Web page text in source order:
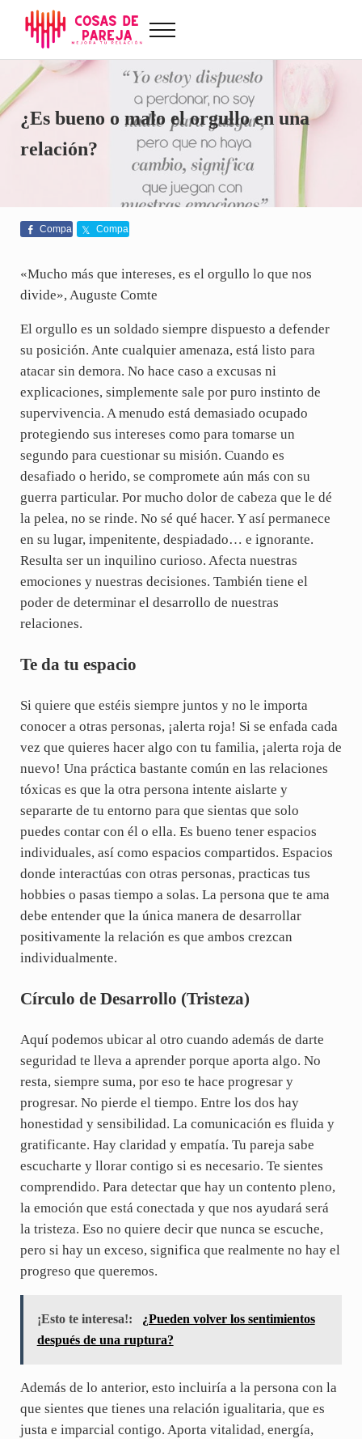
Saltar al contenido principal
Skip to after header navigation
Skip to site footer
Cosas de Pareja
Problemas de pareja, sexualidad, tests de amor...
Menu
¿Es bueno o malo el orgullo en una
relación?
Compa
Compa
«Mucho más que intereses, es el orgullo lo que nos
divide», Auguste Comte
El orgullo es un soldado siempre dispuesto a defender
su posición. Ante cualquier amenaza, está listo para
atacar sin demora. No hace caso a excusas ni
explicaciones, simplemente sale por puro instinto de
supervivencia. A menudo está demasiado ocupado
protegiendo sus intereses como para tomarse un
segundo para cuestionar su misión. Cuando es
desafiado o herido, se compromete aún más con su
guerra particular. Por mucho dolor de cabeza que le dé
la pelea, no se rinde. No sé qué hacer. Y así permanece
en su lugar, impenitente, despiadado… e ignorante.
Resulta ser un inquilino curioso. Afecta nuestras
emociones y nuestras decisiones. También tiene el
poder de determinar el desarrollo de nuestras
relaciones.
Te da tu espacio
Si quiere que estéis siempre juntos y no le importa
conocer a otras personas, ¡alerta roja! Si se enfada cada
vez que quieres hacer algo con tu familia, ¡alerta roja de
nuevo! Una práctica bastante común en las relaciones
tóxicas es que la otra persona intente aislarte y
separarte de tu entorno para que sientas que solo
puedes contar con él o ella. Es bueno tener espacios
individuales, así como espacios compartidos. Espacios
donde interactúas con otras personas, practicas tus
hobbies o pasas tiempo a solas. La persona que te ama
debe entender que la única manera de desarrollar
positivamente la relación es que ambos crezcan
individualmente.
Círculo de Desarrollo (Tristeza)
Aquí podemos ubicar al otro cuando además de darte
seguridad te lleva a aprender porque aporta algo. No
resta, siempre suma, por eso te hace progresar y
progresar. No pierde el tiempo. Entre los dos hay
honestidad y sensibilidad. La comunicación es fluida y
gratificante. Hay claridad y empatía. Tu pareja sabe
escucharte y llorar contigo si es necesario. Te sientes
comprendido. Para detectar que hay un contento pleno,
la emoción que está conectada y que nos ayudará será
la tristeza. Eso no quiere decir que nunca se escuche,
pero si hay un exceso, significa que realmente no hay el
progreso que queremos.
¡Esto te interesa!:
¿Pueden volver los sentimientos
después de una ruptura?
Además de lo anterior, esto incluiría a la persona con la
que sientes que tienes una relación igualitaria, que es
justa e imparcial contigo. Aporta vitalidad, energía,